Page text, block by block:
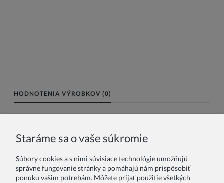
HODNOTENIA VÝROBKOV (0)
Vaše hodnotenie:
Staráme sa o vaše súkromie
Súbory cookies a s nimi súvisiace technológie umožňujú
správne fungovanie stránky a pomáhajú nám prispôsobiť
ponuku vašim potrebám. Môžete prijať použitie všetkých